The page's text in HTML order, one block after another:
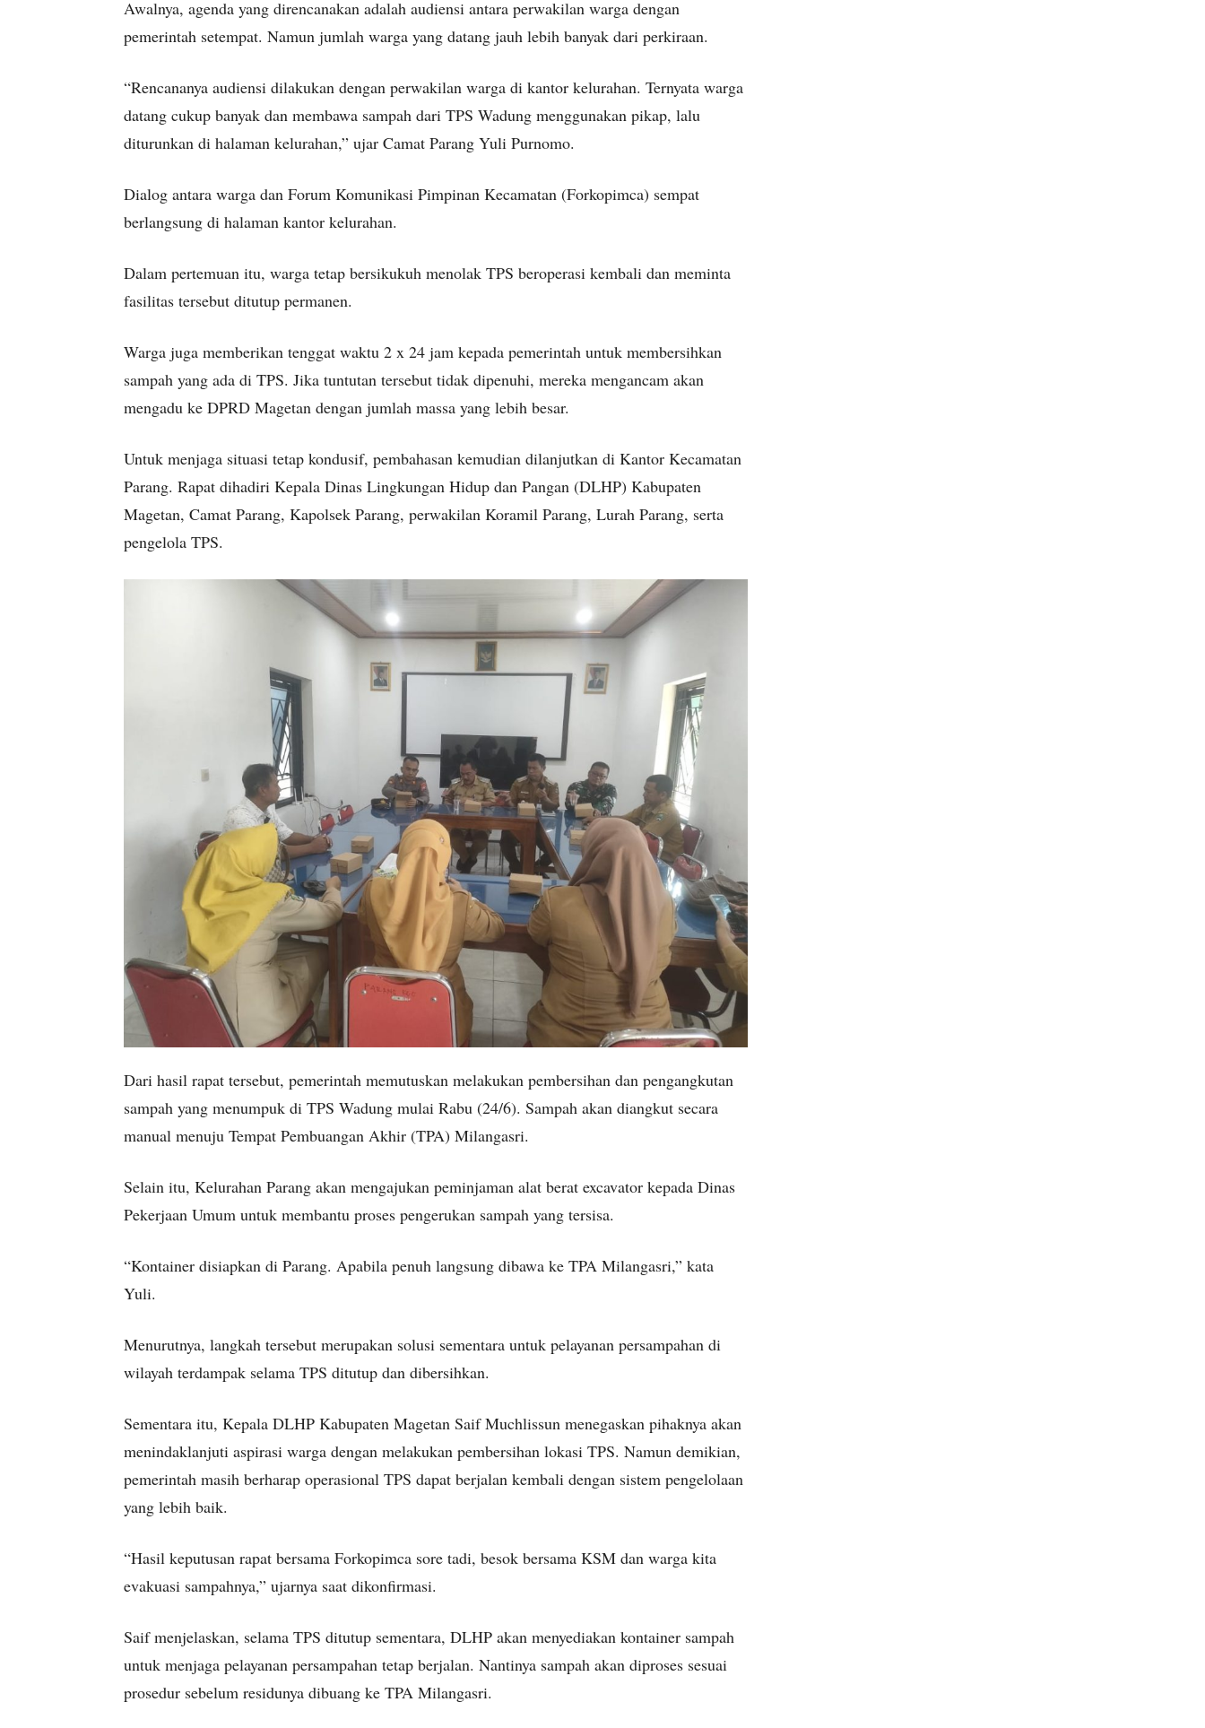
Awalnya, agenda yang direncanakan adalah audiensi antara perwakilan warga dengan
pemerintah setempat. Namun jumlah warga yang datang jauh lebih banyak dari perkiraan.
“Rencananya audiensi dilakukan dengan perwakilan warga di kantor kelurahan. Ternyata warga
datang cukup banyak dan membawa sampah dari TPS Wadung menggunakan pikap, lalu
diturunkan di halaman kelurahan,” ujar Camat Parang Yuli Purnomo.
Dialog antara warga dan Forum Komunikasi Pimpinan Kecamatan (Forkopimca) sempat
berlangsung di halaman kantor kelurahan.
Dalam pertemuan itu, warga tetap bersikukuh menolak TPS beroperasi kembali dan meminta
fasilitas tersebut ditutup permanen.
Warga juga memberikan tenggat waktu 2 x 24 jam kepada pemerintah untuk membersihkan
sampah yang ada di TPS. Jika tuntutan tersebut tidak dipenuhi, mereka mengancam akan
mengadu ke DPRD Magetan dengan jumlah massa yang lebih besar.
Untuk menjaga situasi tetap kondusif, pembahasan kemudian dilanjutkan di Kantor Kecamatan
Parang. Rapat dihadiri Kepala Dinas Lingkungan Hidup dan Pangan (DLHP) Kabupaten
Magetan, Camat Parang, Kapolsek Parang, perwakilan Koramil Parang, Lurah Parang, serta
pengelola TPS.
Dari hasil rapat tersebut, pemerintah memutuskan melakukan pembersihan dan pengangkutan
sampah yang menumpuk di TPS Wadung mulai Rabu (24/6). Sampah akan diangkut secara
manual menuju Tempat Pembuangan Akhir (TPA) Milangasri.
Selain itu, Kelurahan Parang akan mengajukan peminjaman alat berat excavator kepada Dinas
Pekerjaan Umum untuk membantu proses pengerukan sampah yang tersisa.
“Kontainer disiapkan di Parang. Apabila penuh langsung dibawa ke TPA Milangasri,” kata
Yuli.
Menurutnya, langkah tersebut merupakan solusi sementara untuk pelayanan persampahan di
wilayah terdampak selama TPS ditutup dan dibersihkan.
Sementara itu, Kepala DLHP Kabupaten Magetan Saif Muchlissun menegaskan pihaknya akan
menindaklanjuti aspirasi warga dengan melakukan pembersihan lokasi TPS. Namun demikian,
pemerintah masih berharap operasional TPS dapat berjalan kembali dengan sistem pengelolaan
yang lebih baik.
“Hasil keputusan rapat bersama Forkopimca sore tadi, besok bersama KSM dan warga kita
evakuasi sampahnya,” ujarnya saat dikonfirmasi.
Saif menjelaskan, selama TPS ditutup sementara, DLHP akan menyediakan kontainer sampah
untuk menjaga pelayanan persampahan tetap berjalan. Nantinya sampah akan diproses sesuai
prosedur sebelum residunya dibuang ke TPA Milangasri.